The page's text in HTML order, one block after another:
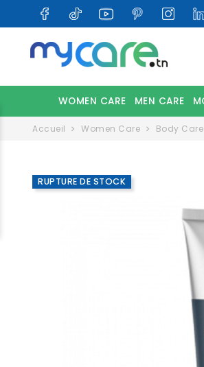
WOMEN CARE MEN CARE
Accueil Women Care Body Care
RUPTURE DE STOCK